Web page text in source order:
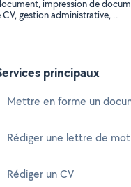
impression de
gestion administrative, ..
principaux
Mettre en forme un
Rédiger une lettre de
Rédiger un CV